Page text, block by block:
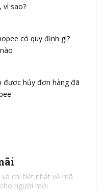
vì sao?
có quy định gì?
được hủy đơn hàng đã
chi tiết nhất về mã
người mới